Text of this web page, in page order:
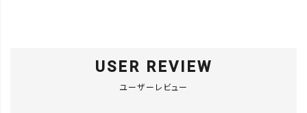
USER REVIEW
ユーザーレビュー